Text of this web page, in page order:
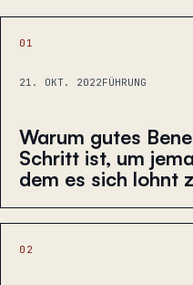
01
21. OKT. 2022FÜHRUNG
Warum gutes
Schritt ist, um
dem es sich lohnt
02